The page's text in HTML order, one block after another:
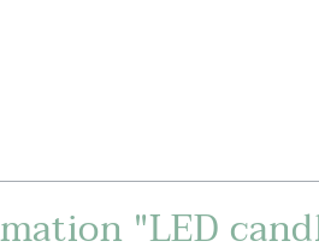
"LED